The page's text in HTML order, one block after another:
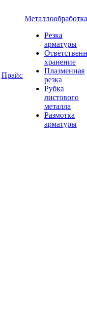
Прайс
Металлообработка
Резка
арматуры
хранение
Плазменная
резка
Рубка
листового
металла
Размотка
арматуры